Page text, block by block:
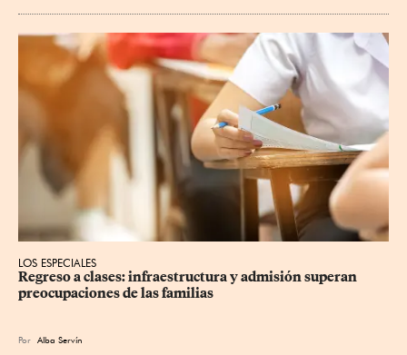
LOS ESPECIALES
Regreso a clases: infraestructura y admisión superan
preocupaciones de las familias
Por Alba Servín